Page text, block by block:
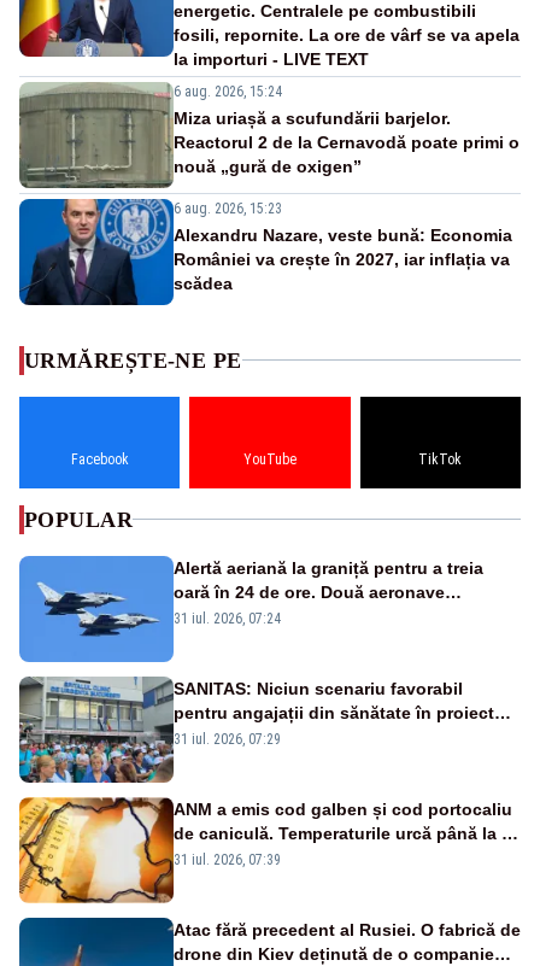
energetic. Centralele pe combustibili
fosili, repornite. La ore de vârf se va apela
la importuri - LIVE TEXT
6 aug. 2026, 15:24
Miza uriașă a scufundării barjelor.
Reactorul 2 de la Cernavodă poate primi o
nouă „gură de oxigen”
6 aug. 2026, 15:23
Alexandru Nazare, veste bună: Economia
României va crește în 2027, iar inflația va
scădea
URMĂREȘTE-NE PE
Facebook YouTube TikTok
POPULAR
Alertă aeriană la graniță pentru a treia
oară în 24 de ore. Două aeronave
Eurofighter britanice au fost ridicate de la
31 iul. 2026, 07:24
SANITAS: Niciun scenariu favorabil
pentru angajații din sănătate în proiectul
Legii salarizării
31 iul. 2026, 07:29
ANM a emis cod galben și cod portocaliu
de caniculă. Temperaturile urcă până la 38
de grade, iar nopțile devin tropicale
31 iul. 2026, 07:39
Atac fără precedent al Rusiei. O fabrică de
drone din Kiev deținută de o companie